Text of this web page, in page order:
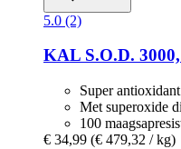
5.0 (2)
KAL S.O.D.
Super antioxidant
Met superoxide
100
€ 34,99 (€ 479,32 / kg)